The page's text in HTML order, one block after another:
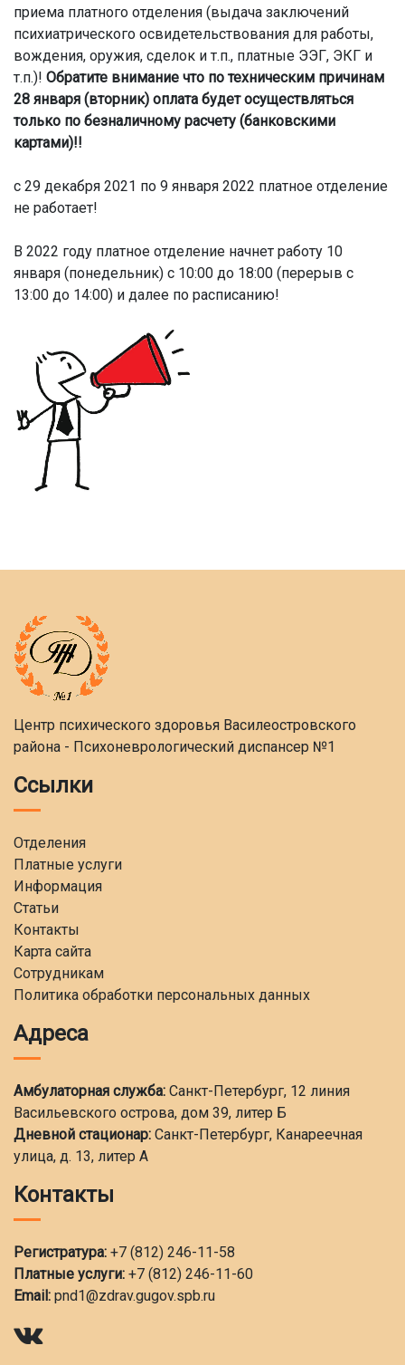
приема платного отделения (выдача заключений
психиатрического освидетельствования для работы,
вождения, оружия, сделок и т.п., платные ЭЭГ, ЭКГ и
т.п.)! Обратите внимание что по техническим причинам
28 января (вторник) оплата будет осуществляться
только по безналичному расчету (банковскими
картами)!!
с 29 декабря 2021 по 9 января 2022 платное отделение
не работает!
В 2022 году платное отделение начнет работу 10
января (понедельник) с 10:00 до 18:00 (перерыв с
13:00 до 14:00) и далее по расписанию!
Центр психического здоровья Василеостровского
района - Психоневрологический диспансер №1
Ссылки
Отделения
Платные услуги
Информация
Статьи
Контакты
Карта сайта
Сотрудникам
Политика обработки персональных данных
Адреса
Амбулаторная служба: Санкт-Петербург, 12 линия
Васильевского острова, дом 39, литер Б
Дневной стационар: Санкт-Петербург, Канареечная
улица, д. 13, литер А
Контакты
Регистратура: +7 (812) 246-11-58
Платные услуги: +7 (812) 246-11-60
Email: pnd1@zdrav.gugov.spb.ru